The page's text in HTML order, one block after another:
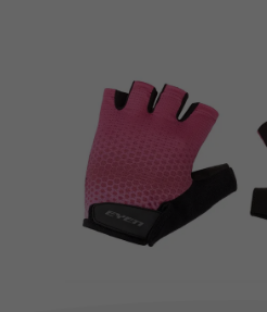
Nowości
Superoferta